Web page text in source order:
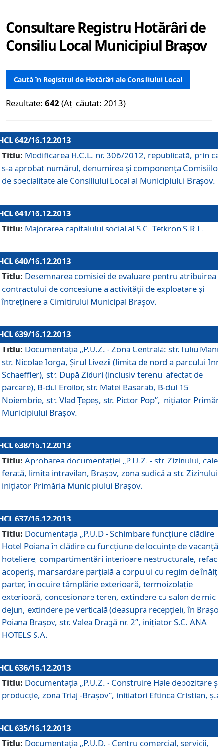
Consultare Registru Hotărâri de
Consiliu Local Municipiul Brașov
Caută în Registrul de Hotărâri ale Consiliului Local
Rezultate: 642 (Ați căutat: 2013)
642/16.12.2013
Titlu: Modificarea H.C.L. nr. 306/2012, republicată, prin
s-a aprobat numărul, denumirea şi componenţa
de specialitate ale Consiliului Local al Municipiului Braşov.
641/16.12.2013
Titlu: Majorarea capitalului social al S.C. Tetkron S.R.L.
640/16.12.2013
Titlu: Desemnarea comisiei de evaluare pentru atribuirea
contractului de concesiune a activităţii de exploatare şi
întreţinere a Cimitirului Municipal Braşov.
639/16.12.2013
Titlu: Documentaţia „P.U.Z. - Zona Centrală: str. Iuliu
str. Nicolae Iorga, Şirul Livezii (limita de nord a parcului
Schaeffler), str. După Ziduri (inclusiv terenul afectat de
parcare), B-dul Eroilor, str. Matei Basarab, B-dul 15
Noiembrie, str. Vlad Ţepeş, str. Pictor Pop”, iniţiator
Municipiului Braşov.
638/16.12.2013
Titlu: Aprobarea documentaţiei „P.U.Z. - str. Zizinului,
ferată, limita intravilan, Braşov, zona sudică a str.
iniţiator Primăria Municipiului Braşov.
637/16.12.2013
Titlu: Documentaţia „P.U.D - Schimbare funcţiune clădire
Hotel Poiana în clădire cu funcţiune de locuinţe de
hoteliere, compartimentări interioare nestructurale,
acoperiş, mansardare parţială a corpului cu regim de
parter, înlocuire tâmplărie exterioară, termoizolaţie
exterioară, concesionare teren, extindere cu salon de mic
dejun, extindere pe verticală (deasupra recepţiei), în
Poiana Braşov, str. Valea Dragă nr. 2”, iniţiator S.C. ANA
HOTELS S.A.
636/16.12.2013
Titlu: Documentaţia „P.U.Z. - Construire Hale depozitare
producţie, zona Triaj -Braşov”, iniţiatori Eftinca Cristian,
635/16.12.2013
Titlu: Documentaţia „P.U.D. - Centru comercial, servicii,